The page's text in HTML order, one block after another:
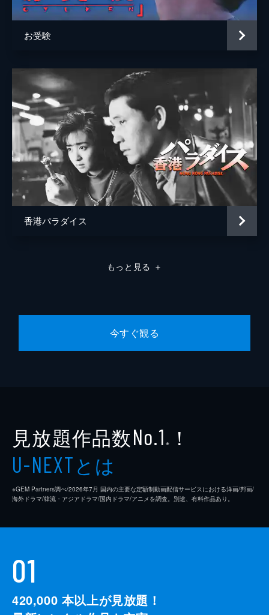
お受験
香港パラダイス
もっと見る ＋
今すぐ観る
見放題作品数No.1 ※ ！
U-NEXTとは
※GEM Partners調べ/2026年7⽉ 国内の主要な定額制動画配信サービスにおける洋画/邦画/
海外ドラマ/韓流・アジアドラマ/国内ドラマ/アニメを調査。別途、有料作品あり。
01
420,000 本以上が見放題！